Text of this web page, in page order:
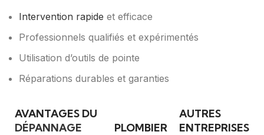
Intervention rapide et efficace
Professionnels qualifiés et expérimentés
Utilisation d’outils de pointe
Réparations durables et garanties
AVANTAGES DU
DÉPANNAGE
PLOMBIER
AUTRES
ENTREPRISES